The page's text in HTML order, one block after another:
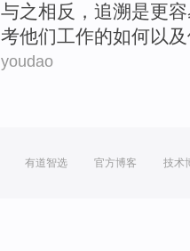
与之相反 ， 追溯是更
考他们工作的如何以及
youdao
有道智选 官方博客 技术